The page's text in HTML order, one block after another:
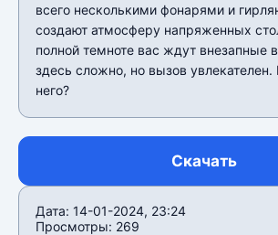
всего несколькими фонарями и
создают атмосферу напряженных
полной темноте вас ждут внезапные
здесь сложно, но вызов увлекателен.
него?
Скачать
Дата: 14-01-2024, 23:24
Просмотры: 269